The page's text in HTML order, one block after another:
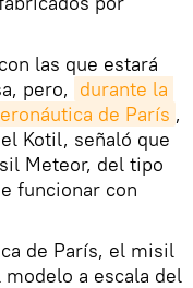
las que estará
pero, durante la
de París ,
Kotil, señaló que
Meteor, del tipo
funcionar con
de París, el misil
a escala del